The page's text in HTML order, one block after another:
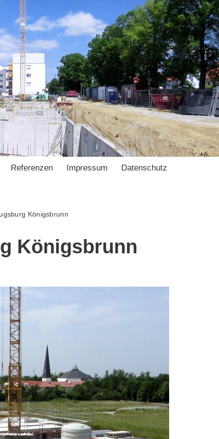
Referenzen Impressum Datenschutz
Königsbrunn
Königsbrunn